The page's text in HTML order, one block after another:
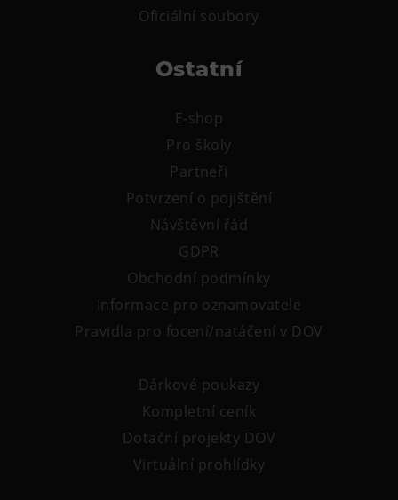
Narozeninové oslavy
Tematické dárkové poukazy
Kroužky pro děti
Výjezdní akce
Oficiální soubory
Ostatní
E-shop
Pro školy
Partneři
Potvrzení o pojištění
Návštěvní řád
GDPR
Obchodní podmínky
Informace pro oznamovatele
Pravidla pro focení/natáčení v DOV
Dárkové poukazy
Kompletní ceník
Dotační projekty DOV
Virtuální prohlídky